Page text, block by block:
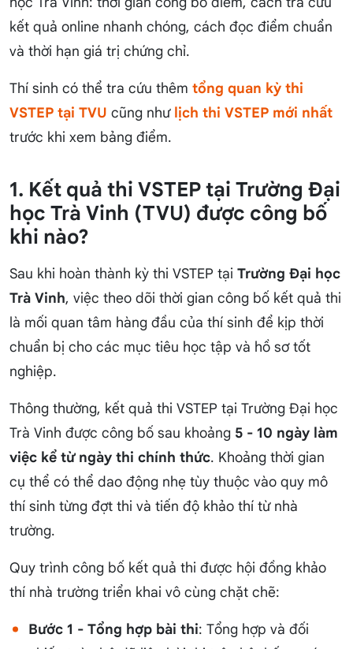
kết quả online nhanh chóng, cách đọc điểm chuẩn
và thời hạn giá trị chứng chỉ.
Thí sinh có thể tra cứu thêm tổng quan kỳ thi
VSTEP tại TVU cũng như lịch thi VSTEP mới nhất
trước khi xem bảng điểm.
1. Kết quả thi VSTEP tại Trường Đại
học Trà Vinh (TVU) được công bố
khi nào?
Sau khi hoàn thành kỳ thi VSTEP tại Trường Đại học
Trà Vinh, việc theo dõi thời gian công bố kết quả thi
là mối quan tâm hàng đầu của thí sinh để kịp thời
chuẩn bị cho các mục tiêu học tập và hồ sơ tốt
nghiệp.
Thông thường, kết quả thi VSTEP tại Trường Đại học
Trà Vinh được công bố sau khoảng 5 - 10 ngày làm
việc kể từ ngày thi chính thức. Khoảng thời gian
cụ thể có thể dao động nhẹ tùy thuộc vào quy mô
thí sinh từng đợt thi và tiến độ khảo thí từ nhà
trường.
Quy trình công bố kết quả thi được hội đồng khảo
thí nhà trường triển khai vô cùng chặt chẽ:
Bước 1 - Tổng hợp bài thi: Tổng hợp và đối